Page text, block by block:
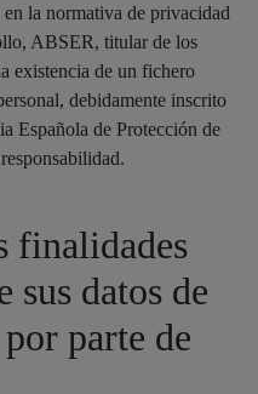
la normativa de privacidad
ABSER, titular de los
existencia de un fichero
debidamente inscrito
Española de Protección de
finalidades
sus datos de
parte de